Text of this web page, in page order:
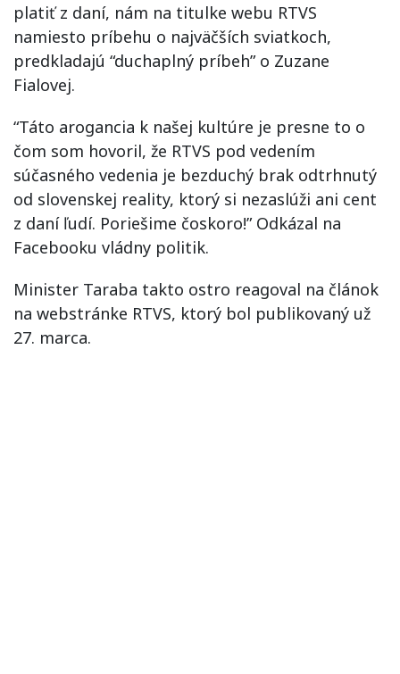
platiť z daní, nám na titulke webu RTVS
namiesto príbehu o najväčších sviatkoch,
predkladajú “duchaplný príbeh” o Zuzane
Fialovej.
“Táto arogancia k našej kultúre je presne to o
čom som hovoril, že RTVS pod vedením
súčasného vedenia je bezduchý brak odtrhnutý
od slovenskej reality, ktorý si nezaslúži ani cent
z daní ľudí. Poriešime čoskoro!” Odkázal na
Facebooku vládny politik.
Minister Taraba takto ostro reagoval na článok
na webstránke RTVS, ktorý bol publikovaný už
27. marca.